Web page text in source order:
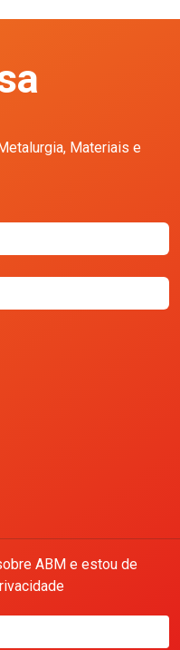
Materiais e
ABM e estou de